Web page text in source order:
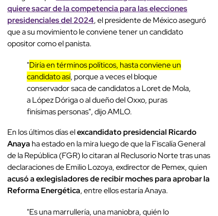
quiere sacar de la competencia para las elecciones
presidenciales del 2024, el presidente de México aseguró
que a su movimiento le conviene tener un candidato
opositor como el panista.
"Diría en términos políticos, hasta conviene un
candidato así, porque a veces el bloque
conservador saca de candidatos a Loret de Mola,
a López Dóriga o al dueño del Oxxo, puras
finísimas personas", dijo AMLO.
En los últimos días elexcandidato presidencial Ricardo
Anaya ha estado en la mira luego de que la Fiscalía General
de la República (FGR) lo citaran al Reclusorio Norte tras unas
declaraciones de Emilio Lozoya, exdirector de Pemex, quien
acusó a exlegisladores de recibir moches para aprobar la
Reforma Energética, entre ellos estaría Anaya.
"Es una marrullería, una maniobra, quién lo